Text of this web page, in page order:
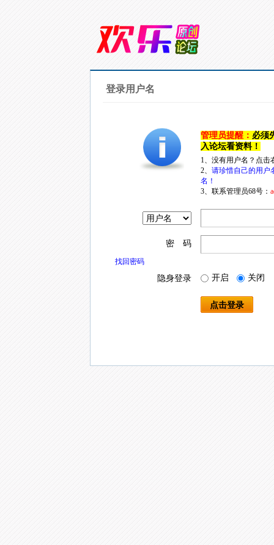
登录用户名
管理员提醒： 必须
入论坛看资料！
1、没有用户名？点
2、 请珍惜自己的用户
名！
3、联系管理员68号：
密 码
找回密码
隐身登录 开启 关闭
点击登录